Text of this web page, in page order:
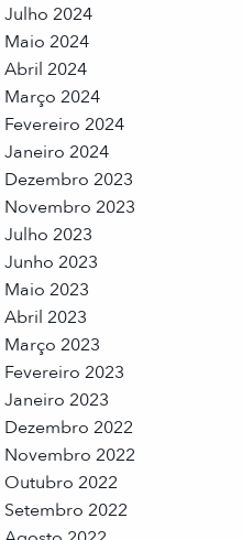
Julho 2024
Maio 2024
Abril 2024
Março 2024
Fevereiro 2024
Janeiro 2024
Dezembro 2023
Novembro 2023
Julho 2023
Junho 2023
Maio 2023
Abril 2023
Março 2023
Fevereiro 2023
Janeiro 2023
Dezembro 2022
Novembro 2022
Outubro 2022
Setembro 2022